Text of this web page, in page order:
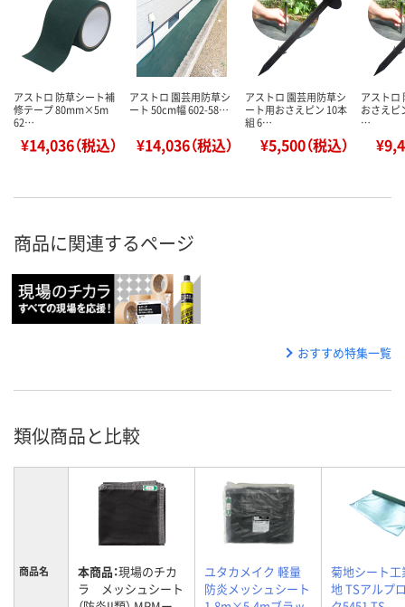
アストロ 防草シート補
修テープ 80mm×5m
62…
¥14,036（税込）
アストロ 園芸用防草シ
ート 50cm幅 602-58…
¥14,036（税込）
アストロ 園芸用防草シ
ート用おさえピン 10本
組 6…
¥5,500（税込）
アストロ
おさえピ
…
商品に関連するページ
おすすめ特集一覧
類似商品と比較
商品名 本商品：現場のチカ
ラ メッシュシート
ユタカメイク 軽量
防炎メッシュシート
菊地シート工
地 TSアルプ